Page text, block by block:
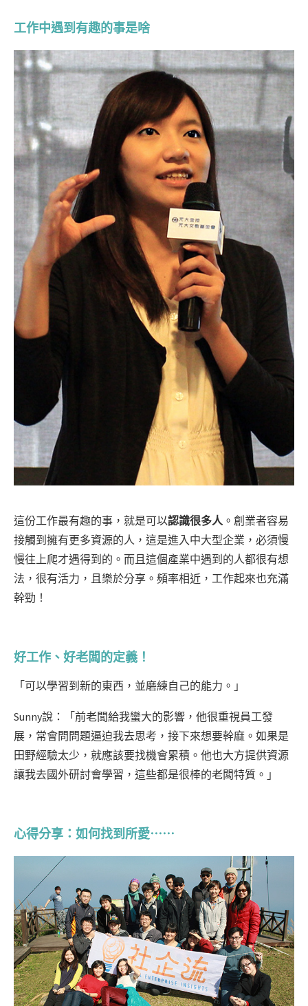
工作中遇到有趣的事是啥
這份工作最有趣的事，就是可以認識很多人 。創業者容易
接觸到擁有更多資源的人，這是進入中大型企業，必須慢
慢往上爬才遇得到的。而且這個產業中遇到的人都很有想
法，很有活力，且樂於分享。頻率相近，工作起來也充滿
幹勁！
好工作、好老闆的定義！
「可以學習到新的東西，並磨練自己的能力。」
Sunny說：「前老闆給我蠻大的影響，他很重視員工發
展，常會問問題逼迫我去思考，接下來想要幹麻。如果是
田野經驗太少，就應該要找機會累積。他也大方提供資源
讓我去國外研討會學習，這些都是很棒的老闆特質。」
心得分享：如何找到所愛⋯⋯